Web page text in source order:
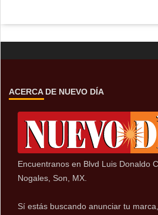
ACERCA DE NUEVO DÍA
Encuentranos en Blvd Luis Donaldo
Nogales, Son, MX.
Sí estás buscando anunciar tu